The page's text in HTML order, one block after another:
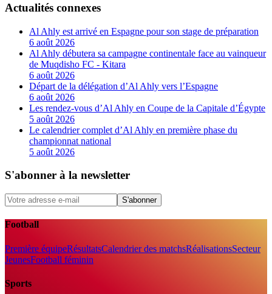
Actualités connexes
Al Ahly est arrivé en Espagne pour son stage de préparation
6 août 2026
Al Ahly débutera sa campagne continentale face au vainqueur
de Muqdisho FC - Kitara
6 août 2026
Départ de la délégation d’Al Ahly vers l’Espagne
6 août 2026
Les rendez-vous d’Al Ahly en Coupe de la Capitale d’Égypte
5 août 2026
Le calendrier complet d’Al Ahly en première phase du
championnat national
5 août 2026
S'abonner à la newsletter
S'abonner
Football
Première équipeRésultatsCalendrier des matchsRéalisationsSecteur
JeunesFootball féminin
Sports